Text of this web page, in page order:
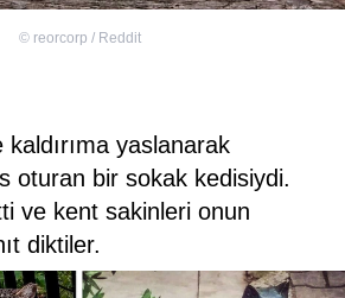
© reorcorp / Reddit
yaslanarak
oturan bir sokak kedisiydi.
ve kent sakinleri onun
diktiler.